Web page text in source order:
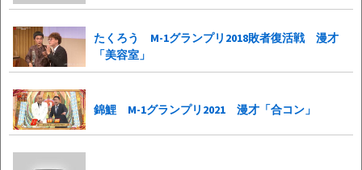
たくろう M-1グランプリ2018敗者復活戦 漫才
「美容室」
錦鯉 M-1グランプリ2021 漫才「合コン」